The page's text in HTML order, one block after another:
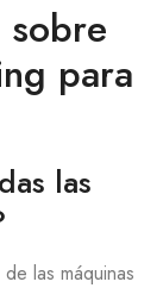
sobre
para
las
las máquinas